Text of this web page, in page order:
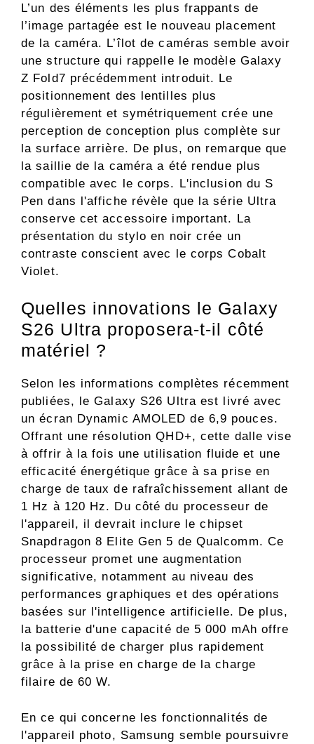
L’un des éléments les plus frappants de
l’image partagée est le nouveau placement
de la caméra. L’îlot de caméras semble avoir
une structure qui rappelle le modèle Galaxy
Z Fold7 précédemment introduit. Le
positionnement des lentilles plus
régulièrement et symétriquement crée une
perception de conception plus complète sur
la surface arrière. De plus, on remarque que
la saillie de la caméra a été rendue plus
compatible avec le corps. L'inclusion du S
Pen dans l'affiche révèle que la série Ultra
conserve cet accessoire important. La
présentation du stylo en noir crée un
contraste conscient avec le corps Cobalt
Violet.
Quelles innovations le Galaxy
S26 Ultra proposera-t-il côté
matériel ?
Selon les informations complètes récemment
publiées, le Galaxy S26 Ultra est livré avec
un écran Dynamic AMOLED de 6,9 ​​pouces.
Offrant une résolution QHD+, cette dalle vise
à offrir à la fois une utilisation fluide et une
efficacité énergétique grâce à sa prise en
charge de taux de rafraîchissement allant de
1 Hz à 120 Hz. Du côté du processeur de
l'appareil, il devrait inclure le chipset
Snapdragon 8 Elite Gen 5 de Qualcomm. Ce
processeur promet une augmentation
significative, notamment au niveau des
performances graphiques et des opérations
basées sur l'intelligence artificielle. De plus,
la batterie d'une capacité de 5 000 mAh offre
la possibilité de charger plus rapidement
grâce à la prise en charge de la charge
filaire de 60 W.
En ce qui concerne les fonctionnalités de
l'appareil photo, Samsung semble poursuivre